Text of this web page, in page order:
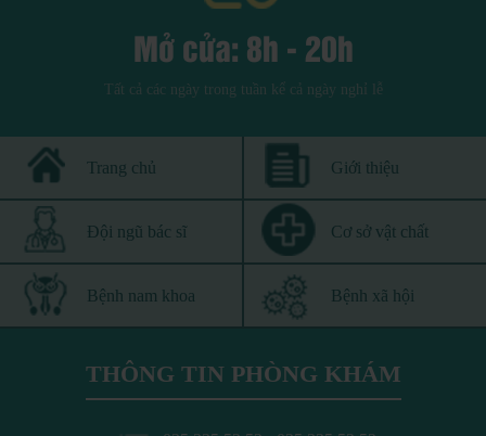
Mở cửa: 8h - 20h
Tất cả các ngày trong tuần kể cả ngày nghỉ lễ
Trang chủ Giới thiệu
Đội ngũ bác sĩ Cơ sở vật chất
Bệnh nam khoa Bệnh xã hội
THÔNG TIN PHÒNG KHÁM